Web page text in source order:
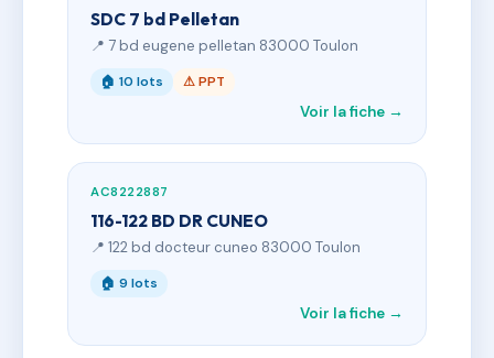
SDC 7 bd Pelletan
📍 7 bd eugene pelletan 83000 Toulon
🏠 10 lots ⚠ PPT
Voir la fiche →
AC8222887
116-122 BD DR CUNEO
📍 122 bd docteur cuneo 83000 Toulon
🏠 9 lots
Voir la fiche →